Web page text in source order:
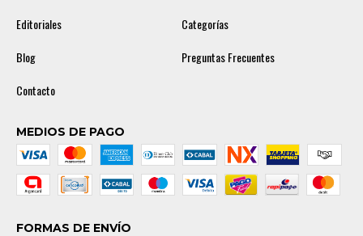
Editoriales
Categorías
Blog
Preguntas Frecuentes
Contacto
MEDIOS DE PAGO
FORMAS DE ENVÍO